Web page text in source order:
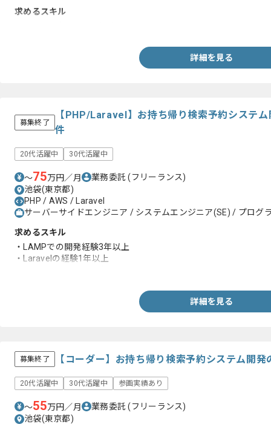
求めるスキル
詳細を見る
募集終了
【PHP/Laravel】お持ち帰り検索予約システ
件
20代活躍中 30代活躍中
〜75万円／月 業務委託(フリーランス)
池袋(東京都)
PHP / AWS / Laravel
サーバーサイドエンジニア / システムエンジニア(SE) / プログ
求めるスキル
・LAMPでの開発経験3年以上
・Laravelの経験1年以上
詳細を見る
募集終了 【コーダー】お持ち帰り検索予約システム開
20代活躍中 30代活躍中 参画実績あり
〜55万円／月 業務委託(フリーランス)
池袋(東京都)